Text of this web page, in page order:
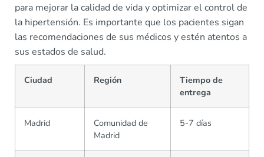
para mejorar la calidad de vida y optimizar el control de
la hipertensión. Es importante que los pacientes sigan
las recomendaciones de sus médicos y estén atentos a
sus estados de salud.
Ciudad Región
Tiempo de
entrega
Madrid
Comunidad de
Madrid
5-7 días